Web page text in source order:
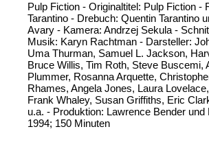
Pulp Fiction - Originaltitel: Pulp Fiction -
Tarantino - Drebuch: Quentin Tarantino
Avary - Kamera: Andrzej Sekula -
Musik: Karyn Rachtman - Darsteller:
Uma Thurman, Samuel L. Jackson,
Bruce Willis, Tim Roth, Steve Buscemi,
Plummer, Rosanna Arquette,
Rhames, Angela Jones, Laura
Frank Whaley, Susan Griffiths, Eric
u.a. - Produktion: Lawrence Bender
1994; 150 Minuten